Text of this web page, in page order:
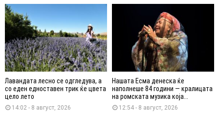
Лавандата лесно се одгледува, а
со еден едноставен трик ќе цвета
цело лето
14:02 - 8 август, 2026
Нашата Есма денеска ќе
наполнеше 84 години — кралицата
на ромската музика која...
12:54 - 8 август, 2026